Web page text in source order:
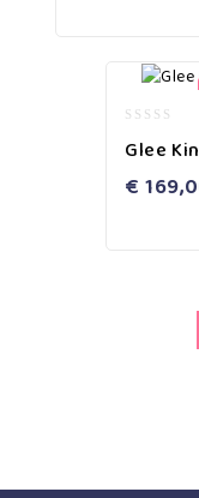
out
5
Glee
€